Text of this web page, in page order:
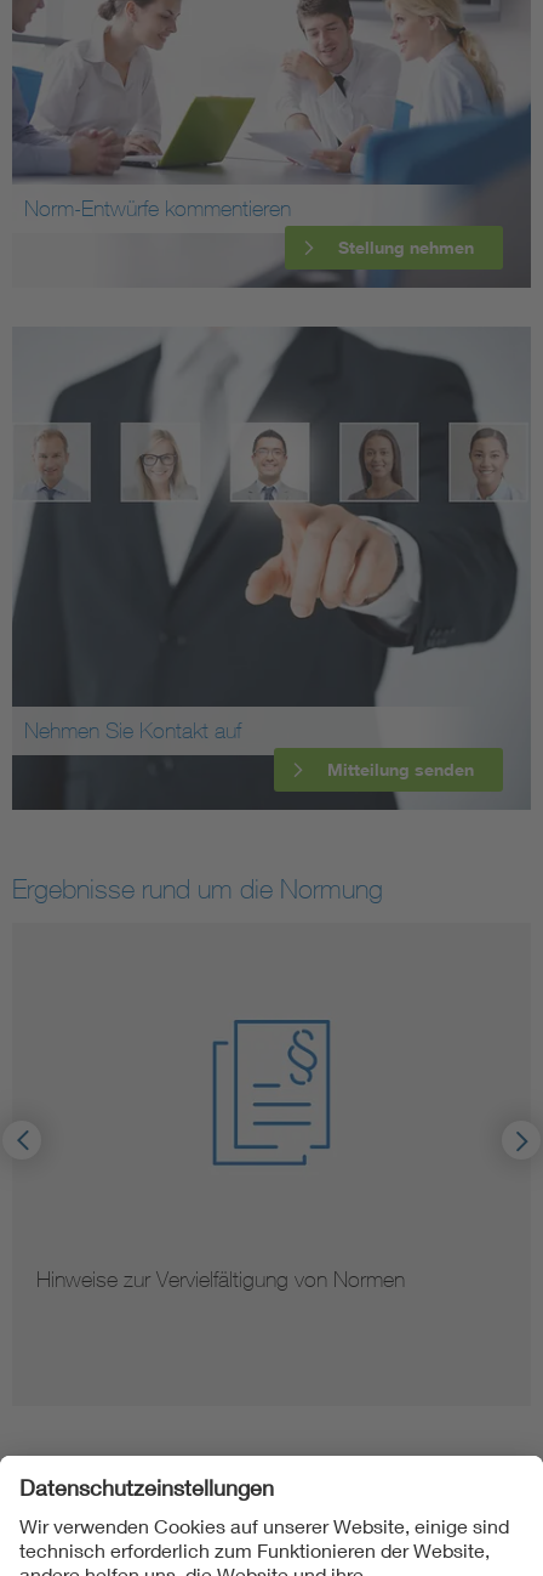
Norm-Entwürfe kommentieren
Stellung nehmen
Nehmen Sie Kontakt auf
Mitteilung senden
Ergebnisse rund um die Normung
Hinweise zur Vervielfältigung von Normen
Folgen Sie uns